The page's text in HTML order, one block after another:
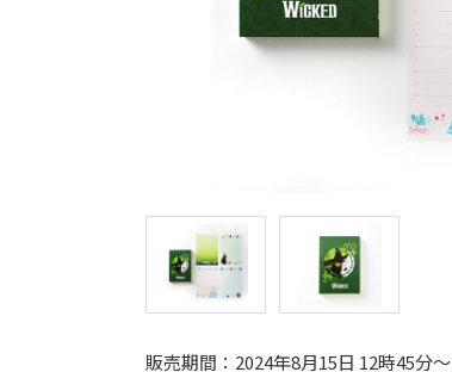
販売期間：2024年8月15日 12時45分～